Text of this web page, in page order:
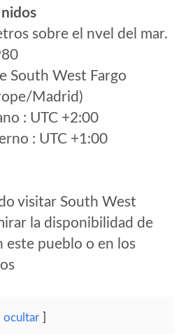
sobre el nvel del mar.
South West Fargo
Madrid)
: UTC +2:00
: UTC +1:00
visitar South West
la disponibilidad de
este pueblo o en los
ocultar